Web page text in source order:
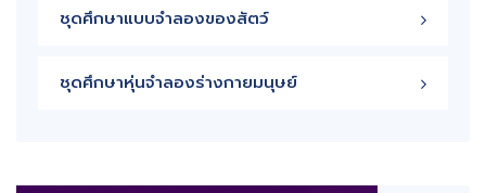
ชุดศึกษาแบบจำลองของสัตว์
ชุดศึกษาหุ่นจำลองร่างกายมนุษย์